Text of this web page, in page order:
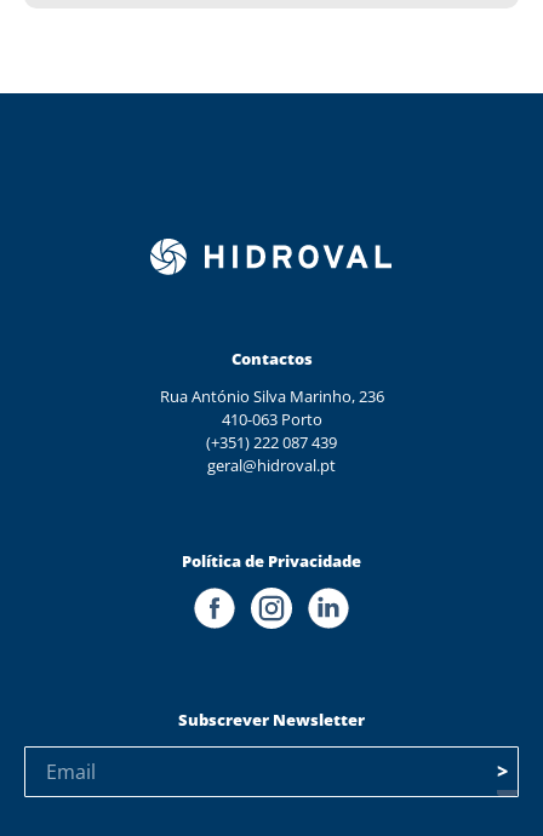
Contactos
Rua António Silva Marinho, 236
410-063 Porto
(+351) 222 087 439
geral@hidroval.pt
Política de Privacidade
Subscrever Newsletter
>